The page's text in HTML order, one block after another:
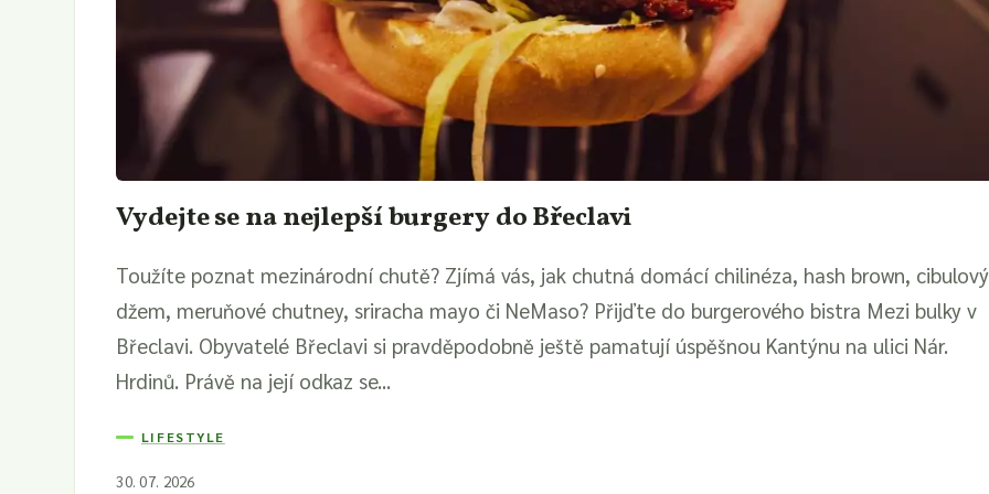
Vydejte se na nejlepší burgery do Břeclavi
Toužíte poznat mezinárodní chutě? Zjímá vás, jak chutná domácí chilinéza, hash brown, cibulový
džem, meruňové chutney, sriracha mayo či NeMaso? Přijďte do burgerového bistra Mezi bulky v
Břeclavi. Obyvatelé Břeclavi si pravděpodobně ještě pamatují úspěšnou Kantýnu na ulici Nár.
Hrdinů. Právě na její odkaz se...
LIFESTYLE
30. 07. 2026